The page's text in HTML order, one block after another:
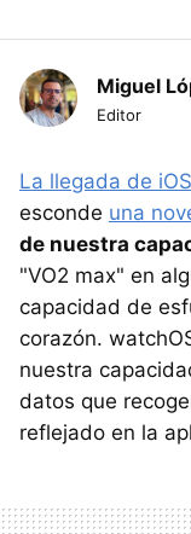
Miguel
Editor
La llegada de
esconde una
de nuestra
"VO2 max" en
capacidad de
corazón.
nuestra
datos que
reflejado en la